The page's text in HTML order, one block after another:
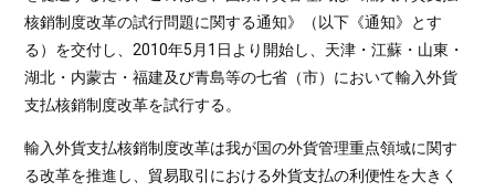
核銷制度改革の試行問題に関する通知》（以下《通知》とす
る）を交付し、2010年5月1日より開始し、天津・江蘇・山東・
湖北・内蒙古・福建及び青島等の七省（市）において輸入外貨
支払核銷制度改革を試行する。
輸入外貨支払核銷制度改革は我が国の外貨管理重点領域に関す
る改革を推進し、貿易取引における外貨支払の利便性を大きく